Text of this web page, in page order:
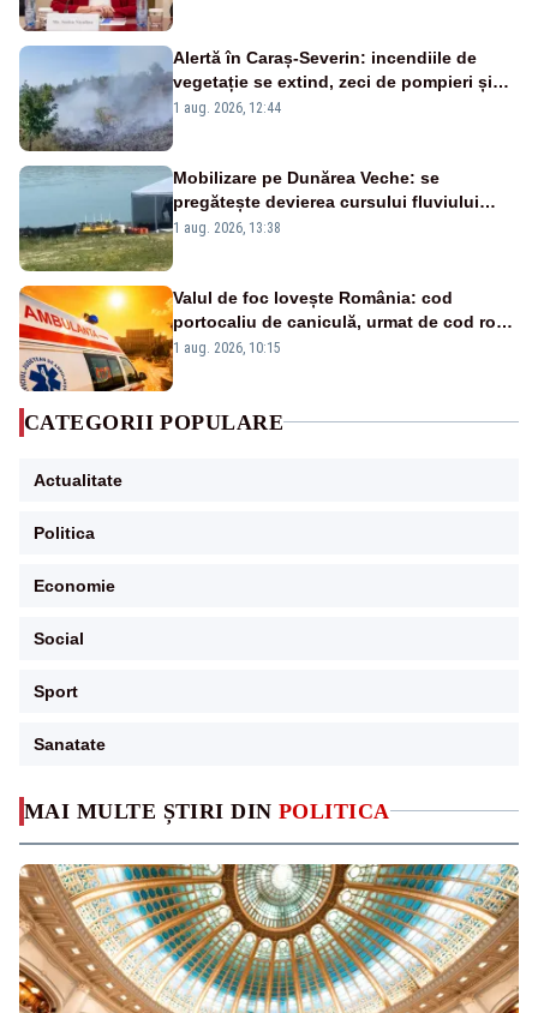
MAI MULTE ȘTIRI DIN POLITICA
Alertă în Caraș-Severin: incendiile de
vegetație se extind, zeci de pompieri și
silvicultori se luptă cu flăcările - VIDEO
1 aug. 2026, 12:44
Mobilizare pe Dunărea Veche: se
pregătește devierea cursului fluviului
către Cernavodă – VIDEO
1 aug. 2026, 13:38
Valul de foc lovește România: cod
portocaliu de caniculă, urmat de cod roșu
duminică. Temperaturile urcă spre 40°C
1 aug. 2026, 10:15
CATEGORII POPULARE
Actualitate
Politica
Economie
Social
Sport
Sanatate